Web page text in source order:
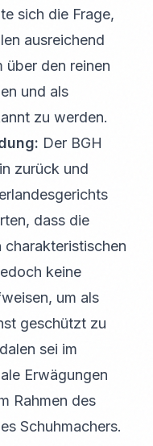
sich die Frage,
ausreichend
über den reinen
und als
zu werden.
Der BGH
zurück und
dass die
charakteristischen
keine
um als
geschützt zu
sei im
Erwägungen
Rahmen des
Schuhmachers.